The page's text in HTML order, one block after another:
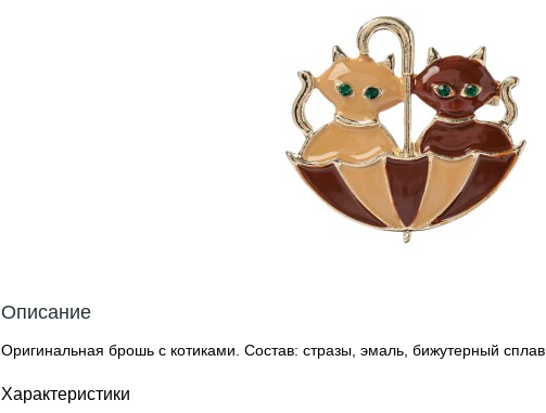
Описание
Оригинальная брошь с котиками. Состав: стразы, эмаль, бижутерный сплав.
Характеристики